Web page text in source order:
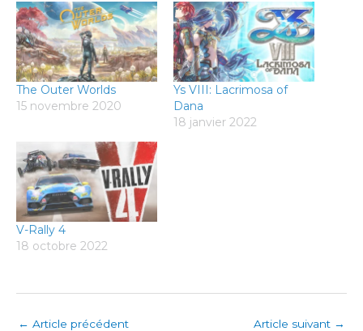
The Outer Worlds
15 novembre 2020
Ys VIII: Lacrimosa of
Dana
18 janvier 2022
V-Rally 4
18 octobre 2022
← Article précédent Article suivant →